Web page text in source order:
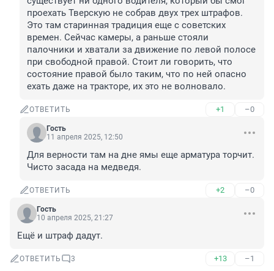
проехать Тверскую не собрав двух трех штрафов.
Это там старинная традиция еще с советских
времен. Сейчас камеры, а раньше стояли
палочники и хватали за движение по левой полосе
при свободной правой. Стоит ли говорить, что
состояние правой было таким, что по ней опасно
ехать даже на тракторе, их это не волновало.
ОТВЕТИТЬ +1 –0
Гость
11 апреля 2025, 12:50
Для верности там на дне ямы еще арматура торчит.
Чисто засада на медведя.
ОТВЕТИТЬ +2 –0
Гость
10 апреля 2025, 21:27
Ещё и штраф дадут.
ОТВЕТИТЬ 3 +13 –1